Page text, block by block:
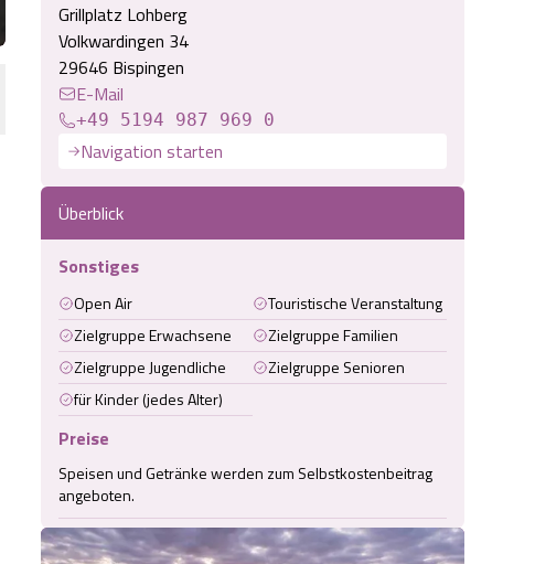
Dorfgemeinschaft-Volkwardingen-Lueneburger-Heide.jpg
Grillplatz Lohberg
Volkwardingen 34
29646 Bispingen
E-Mail
+49 5194 987 969 0
Navigation starten
Überblick
Sonstiges
Open Air
Touristische Veranstaltung
Zielgruppe Erwachsene
Zielgruppe Familien
Zielgruppe Jugendliche
Zielgruppe Senioren
für Kinder (jedes Alter)
Preise
Speisen und Getränke werden zum Selbstkostenbeitrag
angeboten.